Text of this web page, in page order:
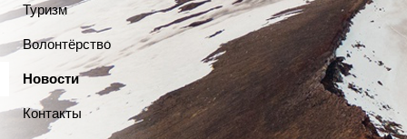
Туризм
Волонтёрство
Новости
Контакты